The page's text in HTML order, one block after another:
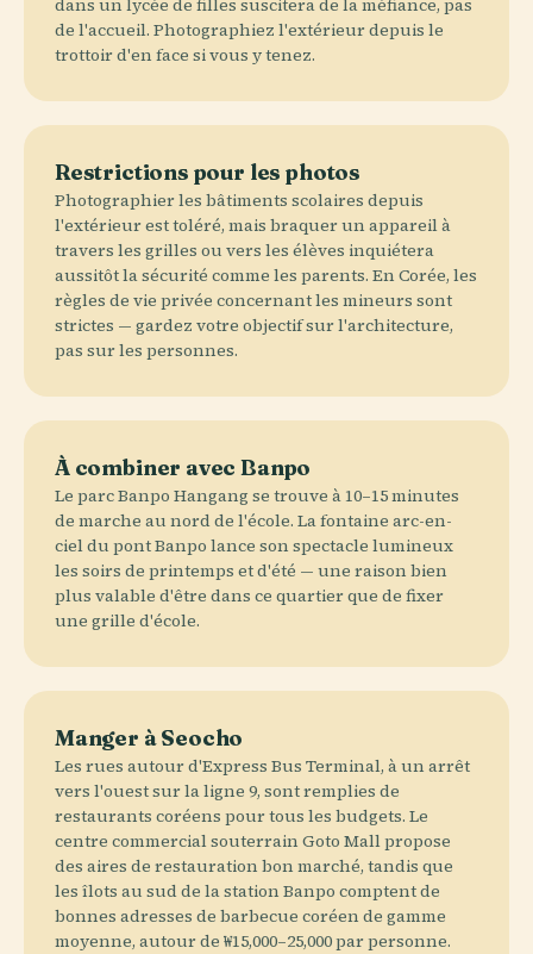
dans un lycée de filles suscitera de la méfiance, pas
de l'accueil. Photographiez l'extérieur depuis le
trottoir d'en face si vous y tenez.
Restrictions pour les photos
Photographier les bâtiments scolaires depuis
l'extérieur est toléré, mais braquer un appareil à
travers les grilles ou vers les élèves inquiétera
aussitôt la sécurité comme les parents. En Corée, les
règles de vie privée concernant les mineurs sont
strictes — gardez votre objectif sur l'architecture,
pas sur les personnes.
À combiner avec Banpo
Le parc Banpo Hangang se trouve à 10–15 minutes
de marche au nord de l'école. La fontaine arc-en-
ciel du pont Banpo lance son spectacle lumineux
les soirs de printemps et d'été — une raison bien
plus valable d'être dans ce quartier que de fixer
une grille d'école.
Manger à Seocho
Les rues autour d'Express Bus Terminal, à un arrêt
vers l'ouest sur la ligne 9, sont remplies de
restaurants coréens pour tous les budgets. Le
centre commercial souterrain Goto Mall propose
des aires de restauration bon marché, tandis que
les îlots au sud de la station Banpo comptent de
bonnes adresses de barbecue coréen de gamme
moyenne, autour de ₩15,000–25,000 par personne.